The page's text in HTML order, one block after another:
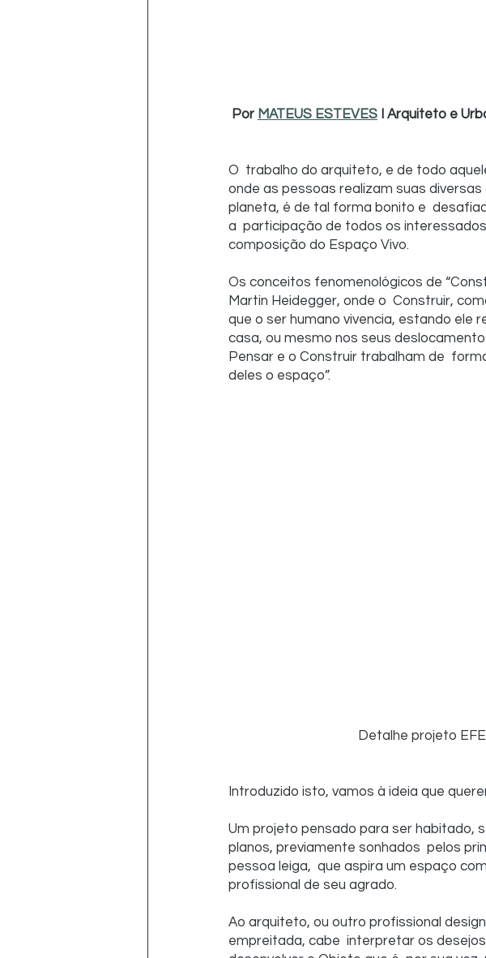
Por MATEUS ESTEVES I Arquiteto e
O  trabalho do arquiteto, e de todo
onde as pessoas realizam suas
planeta, é de tal forma bonito e
a  participação de todos os
composição do Espaço Vivo.
Os conceitos fenomenológicos de
Martin Heidegger, onde o  Construir,
que o ser humano vivencia, estando ele
casa, ou mesmo nos seus
Pensar e o Construir trabalham de
deles o espaço”.
Detalhe projeto
Introduzido isto, vamos à ideia que
Um projeto pensado para ser habitado,
planos, previamente sonhados  pelos
pessoa leiga,  que aspira um espaço
profissional de seu agrado.
Ao arquiteto, ou outro profissional
empreitada, cabe  interpretar os